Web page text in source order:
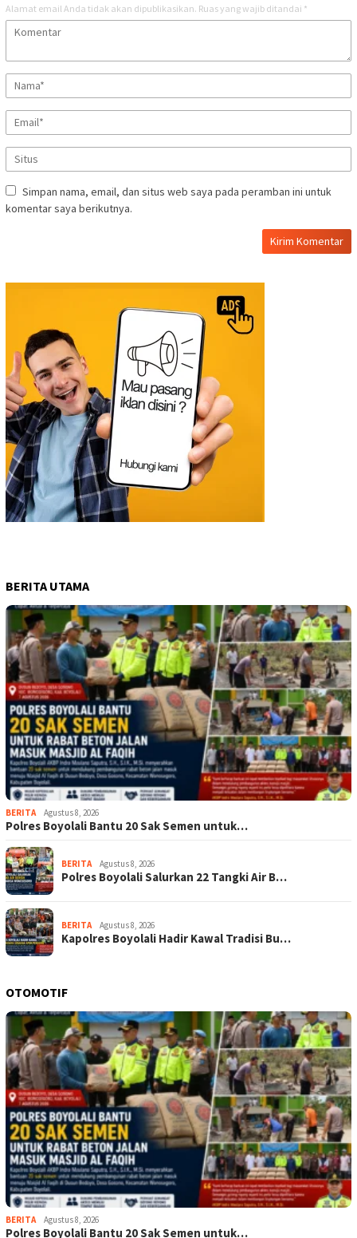
Alamat email Anda tidak akan dipublikasikan. Ruas yang wajib ditandai *
Simpan nama, email, dan situs web saya pada peramban ini untuk
komentar saya berikutnya.
BERITA UTAMA
BERITA Agustus 8, 2026
Polres Boyolali Bantu 20 Sak Semen untuk…
BERITA Agustus 8, 2026
Polres Boyolali Salurkan 22 Tangki Air B…
BERITA Agustus 8, 2026
Kapolres Boyolali Hadir Kawal Tradisi Bu…
OTOMOTIF
BERITA Agustus 8, 2026
Polres Boyolali Bantu 20 Sak Semen untuk…